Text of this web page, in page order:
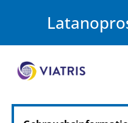
PZN: 17901693